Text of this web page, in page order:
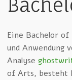
Eine Bachelor
und Anwendung
Analyse
of Arts, besteht